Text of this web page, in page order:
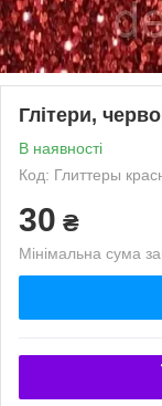
Глітери,
В наявності
Код: Глиттеры
30 ₴
Мінімальна сума